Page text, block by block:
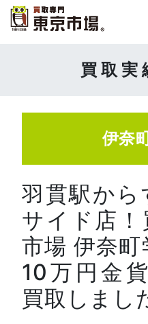
買取実
伊奈
羽貫駅から
サイド店
市場 伊奈町
10万円金
買取しまし